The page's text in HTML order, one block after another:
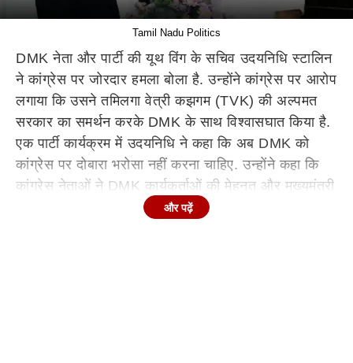
Tamil Nadu Politics
DMK नेता और पार्टी की यूथ विंग के सचिव उदयनिधि स्टालिन
ने कांग्रेस पर जोरदार हमला बोला है. उन्होंने कांग्रेस पर आरोप
लगाया कि उसने तमिलगा वेत्री कझगम (TVK) की अल्पमत
सरकार का समर्थन करके DMK के साथ विश्वासघात किया है.
एक पार्टी कार्यक्रम में उदयनिधि ने कहा कि अब DMK को
कांग्रेस पर दोबारा भरोसा नहीं करना चाहिए. उन्होंने कहा कि
कांग्रेस नेताओं ने DMK कार्यकर्ताओं की मेहनत और मुख्यमंत्री
एमके स्टालिन की लोकप्रियता की वजह से चुनाव जीता, लेकिन
और पढ़ें